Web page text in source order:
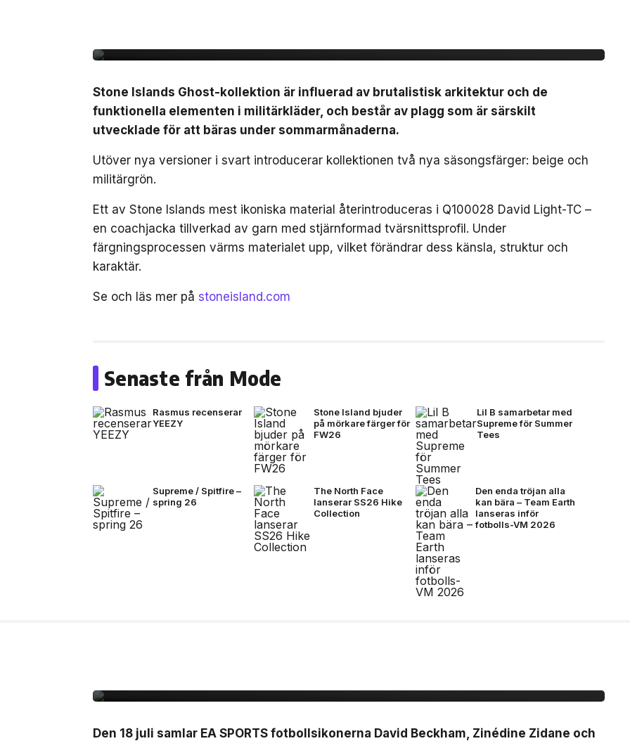
Stone Islands Ghost-kollektion är influerad av brutalistisk arkitektur och de
funktionella elementen i militärkläder, och består av plagg som är särskilt
utvecklade för att bäras under sommarmånaderna.
Utöver nya versioner i svart introducerar kollektionen två nya säsongsfärger: beige och
militärgrön.
Ett av Stone Islands mest ikoniska material återintroduceras i Q100028 David Light-TC –
en coachjacka tillverkad av garn med stjärnformad tvärsnittsprofil. Under
färgningsprocessen värms materialet upp, vilket förändrar dess känsla, struktur och
karaktär.
Se och läs mer på stoneisland.com
Senaste från Mode
Rasmus recenserar
YEEZY
Stone Island bjuder
på mörkare färger för
FW26
Lil B samarbetar med
Supreme för Summer
Tees
Supreme / Spitfire –
spring 26
The North Face
lanserar SS26 Hike
Collection
Den enda tröjan alla
kan bära – Team Earth
lanseras inför
fotbolls-VM 2026
Den 18 juli samlar EA SPORTS fotbollsikonerna David Beckham, Zinédine Zidane och